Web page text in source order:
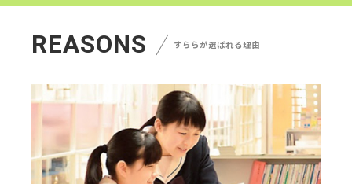
REASONS すららが選ばれる理由